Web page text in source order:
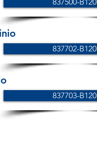
837702-B120
837703-B120